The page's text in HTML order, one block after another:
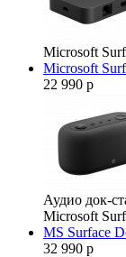
Microsoft
Microsoft
22 990 р
Аудио док-
Microsoft
MS Surface
32 990 р